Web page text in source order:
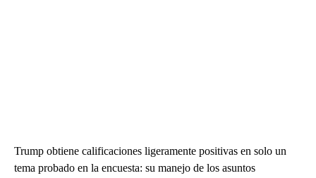
Trump obtiene calificaciones ligeramente positivas en solo un
tema probado en la encuesta: su manejo de los asuntos